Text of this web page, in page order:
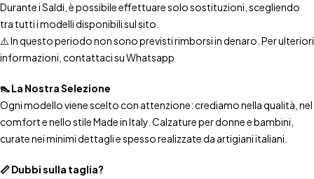
Durante i Saldi, è possibile effettuare solo sostituzioni, scegliendo
tra tutti i modelli disponibili sul sito.
⚠️ In questo periodo non sono previsti rimborsi in denaro. Per ulteriori
informazioni, contattaci su Whatsapp
👠 La Nostra Selezione
Ogni modello viene scelto con attenzione: crediamo nella qualità, nel
comfort e nello stile Made in Italy. Calzature per donne e bambini,
curate nei minimi dettagli e spesso realizzate da artigiani italiani.
📏 Dubbi sulla taglia?